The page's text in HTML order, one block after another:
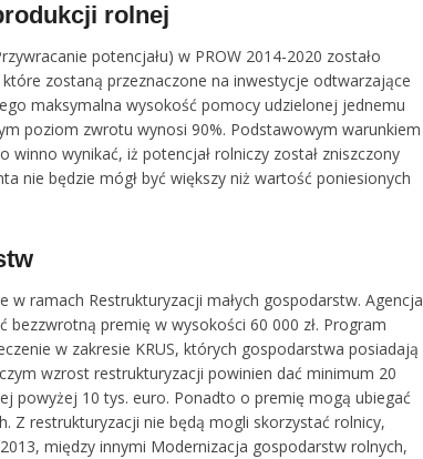
rolnej
potencjału) w PROW 2014-2020 zostało
zostaną przeznaczone na inwestycje odtwarzające
maksymalna wysokość pomocy udzielonej jednemu
poziom zwrotu wynosi 90%. Podstawowym warunkiem
wynikać, iż potencjał rolniczy został zniszczony
nie będzie mógł być większy niż wartość poniesionych
ramach Restrukturyzacji małych gospodarstw. Agencja
premię w wysokości 60 000 zł. Program
w zakresie KRUS, których gospodarstwa posiadają
wzrost restrukturyzacji powinien dać minimum 20
powyżej 10 tys. euro. Ponadto o premię mogą ubiegać
Z restrukturyzacji nie będą mogli skorzystać rolnicy,
między innymi Modernizacja gospodarstw rolnych,